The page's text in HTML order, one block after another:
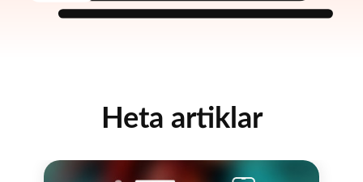
Heta artiklar